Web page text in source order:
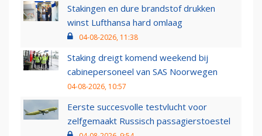
Stakingen en dure brandstof drukken
winst Lufthansa hard omlaag
04-08-2026, 11:38
Staking dreigt komend weekend bij
cabinepersoneel van SAS Noorwegen
04-08-2026, 10:57
Eerste succesvolle testvlucht voor
zelfgemaakt Russisch passagierstoestel